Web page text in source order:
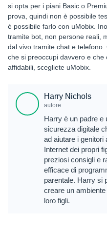
si opta per i piani Basic o
prova, quindi non è possibile
è possibile farlo con uMobix.
tramite bot, non persone reali,
dal vivo tramite chat e
che si preoccupi davvero e
affidabili, scegliete uMobix.
Harry Nichols
autore
Harry è un padre e
sicurezza digitale
ad aiutare i genitori
Internet dei propri
preziosi consigli e
efficace di
parentale. Harry si
creare un
loro figli.